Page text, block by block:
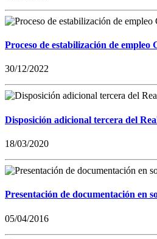
Proceso de estabilización de
30/12/2022
Disposición adicional tercera del
18/03/2020
Presentación de documentación en
05/04/2016